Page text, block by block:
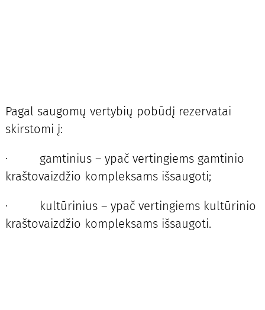
Pagal saugomų vertybių pobūdį rezervatai
skirstomi į:
· gamtinius – ypač vertingiems gamtinio
kraštovaizdžio kompleksams išsaugoti;
· kultūrinius – ypač vertingiems kultūrinio
kraštovaizdžio kompleksams išsaugoti.